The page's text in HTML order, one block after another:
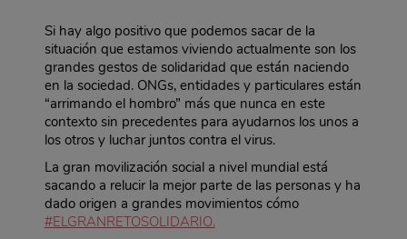
Si hay algo positivo que podemos sacar de la
situación que estamos viviendo actualmente son los
grandes gestos de solidaridad que están naciendo
en la sociedad. ONGs, entidades y particulares están
“arrimando el hombro” más que nunca en este
contexto sin precedentes para ayudarnos los unos a
los otros y luchar juntos contra el virus.
La gran movilización social a nivel mundial está
sacando a relucir la mejor parte de las personas y ha
dado origen a grandes movimientos cómo
#ELGRANRETOSOLIDARIO.